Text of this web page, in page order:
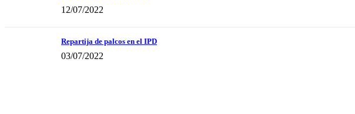
12/07/2022
Repartija de palcos en el IPD
03/07/2022